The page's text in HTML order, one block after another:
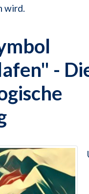
wird.
-